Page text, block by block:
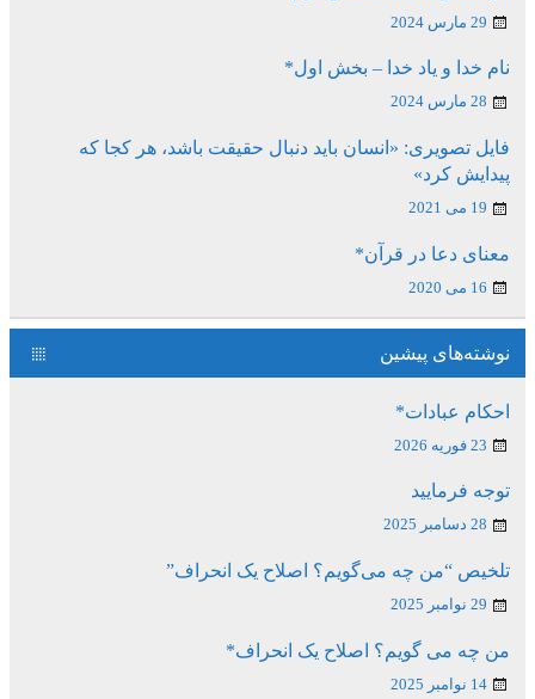
29 مارس 2024
نام خدا و یاد خدا – بخش اول*
28 مارس 2024
فایل تصویری: «انسان باید دنبال حقیقت باشد، هر کجا که
پیدایش کرد»
19 می 2021
معنای دعا در قرآن*
16 می 2020
نوشته‌های پیشین
احکام عبادات*
23 فوریه 2026
توجه فرمایید
28 دسامبر 2025
تلخیص “من چه می‌گویم؟ اصلاح یک انحراف”
29 نوامبر 2025
من چه می گویم؟ اصلاح یک انحراف*
14 نوامبر 2025